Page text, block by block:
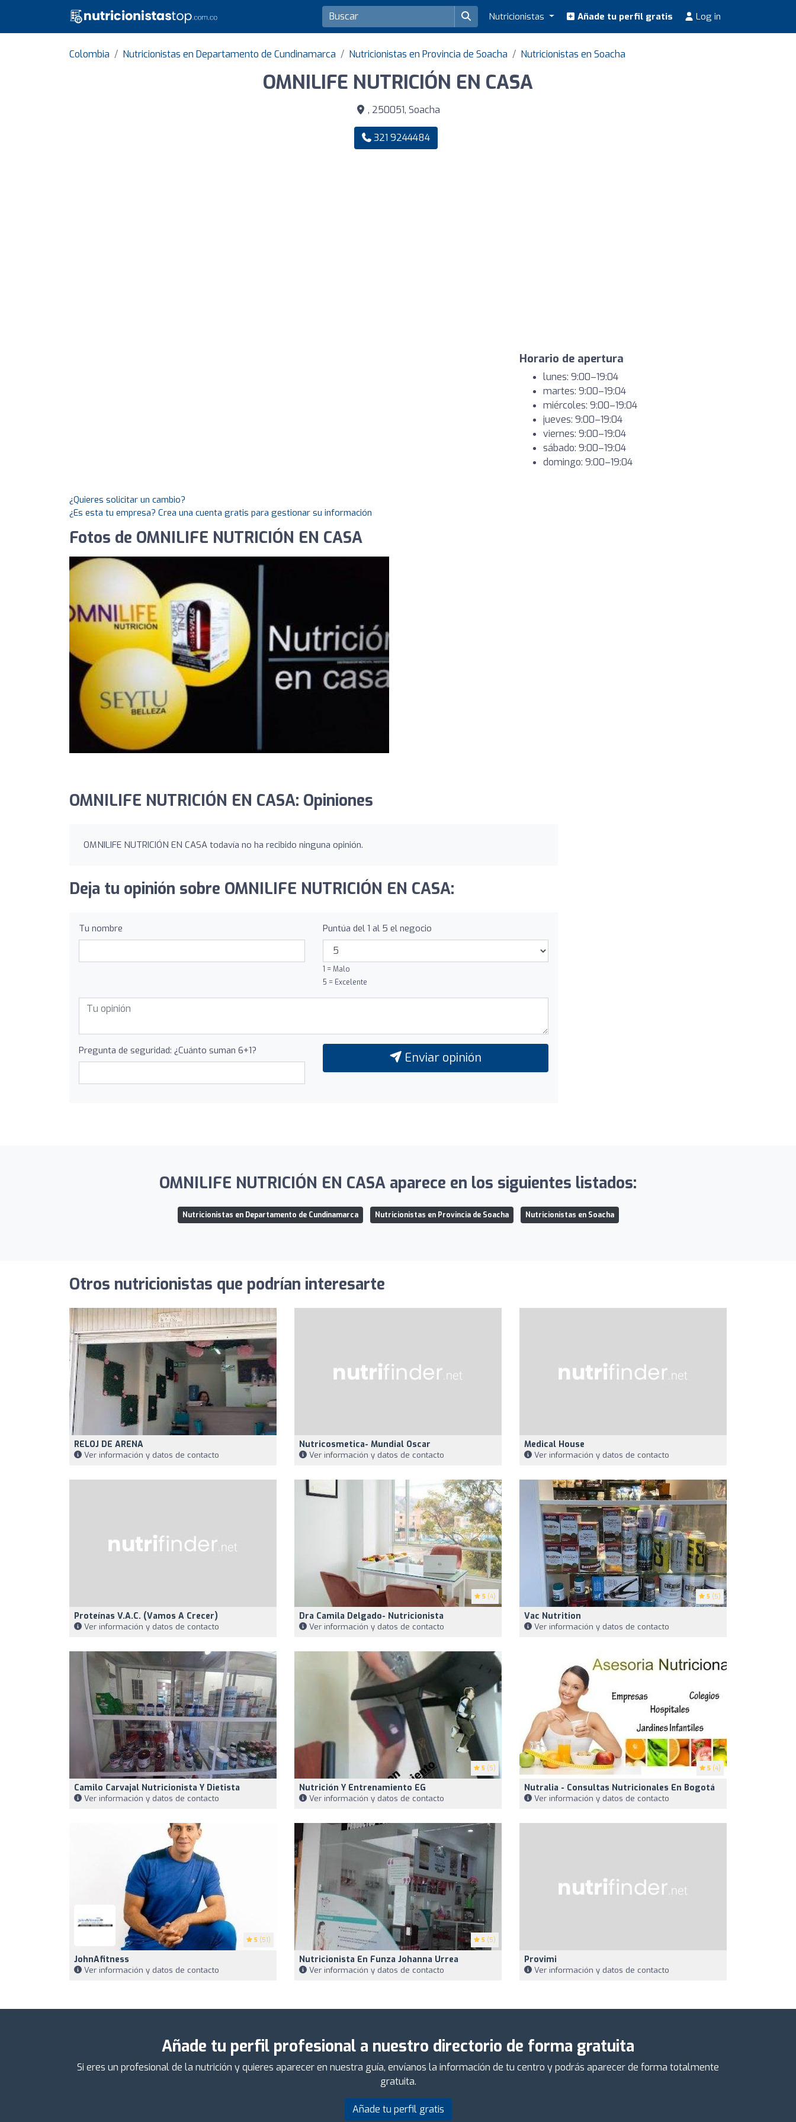
Nutricionistas Añade tu perfil gratis Log in
Colombia Nutricionistas en Departamento de Cundinamarca Nutricionistas en Provincia de Soacha Nutricionistas en Soacha
OMNILIFE NUTRICIÓN EN CASA
, 250051, Soacha
321 9244484
Horario de apertura
lunes: 9:00–19:04
martes: 9:00–19:04
miércoles: 9:00–19:04
jueves: 9:00–19:04
viernes: 9:00–19:04
sábado: 9:00–19:04
domingo: 9:00–19:04
¿Quieres solicitar un cambio?
¿Es esta tu empresa? Crea una cuenta gratis para gestionar su información
Fotos de OMNILIFE NUTRICIÓN EN CASA
OMNILIFE NUTRICIÓN EN CASA: Opiniones
OMNILIFE NUTRICIÓN EN CASA todavía no ha recibido ninguna opinión.
Deja tu opinión sobre OMNILIFE NUTRICIÓN EN CASA:
Tu nombre Puntúa del 1 al 5 el negocio
1 = Malo
5 = Excelente
Pregunta de seguridad: ¿Cuánto suman 6+1? Enviar opinión
OMNILIFE NUTRICIÓN EN CASA aparece en los siguientes listados:
Nutricionistas en Departamento de Cundinamarca Nutricionistas en Provincia de Soacha Nutricionistas en Soacha
Otros nutricionistas que podrían interesarte
RELOJ DE ARENA
Ver información y datos de contacto
Nutricosmetica- Mundial Oscar
Ver información y datos de contacto
Medical House
Ver información y datos de contacto
Proteínas V.A.C. (Vamos A Crecer)
Ver información y datos de contacto
5 (4)
Dra Camila Delgado- Nutricionista
Ver información y datos de contacto
5 (5)
Vac Nutrition
Ver información y datos de contacto
Camilo Carvajal Nutricionista Y Dietista
Ver información y datos de contacto
5 (5)
Nutrición Y Entrenamiento EG
Ver información y datos de contacto
5 (4)
Nutralia - Consultas Nutricionales En Bogotá
Ver información y datos de contacto
5 (51)
JohnAfitness
Ver información y datos de contacto
5 (5)
Nutricionista En Funza Johanna Urrea
Ver información y datos de contacto
Provimi
Ver información y datos de contacto
Añade tu perfil profesional a nuestro directorio de forma gratuita
Si eres un profesional de la nutrición y quieres aparecer en nuestra guía, envíanos la información de tu centro y podrás aparecer de forma totalmente
gratuita.
Añade tu perfil gratis